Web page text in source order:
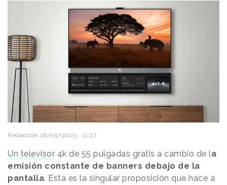
Redacción 16/05/2023 · 11:27
Un televisor 4k de 55 pulgadas gratis a cambio de la
emisión constante de banners debajo de la
pantalla. Esta es la singular proposición que hace a